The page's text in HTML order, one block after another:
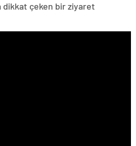
çeken bir ziyaret